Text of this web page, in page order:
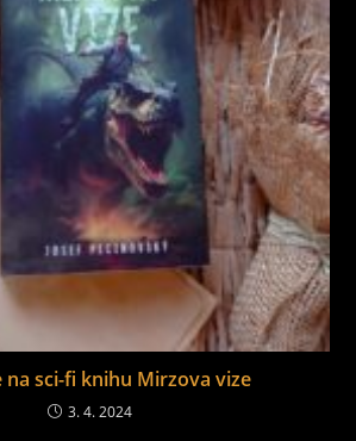
na sci-fi knihu Mirzova vize
3. 4. 2024